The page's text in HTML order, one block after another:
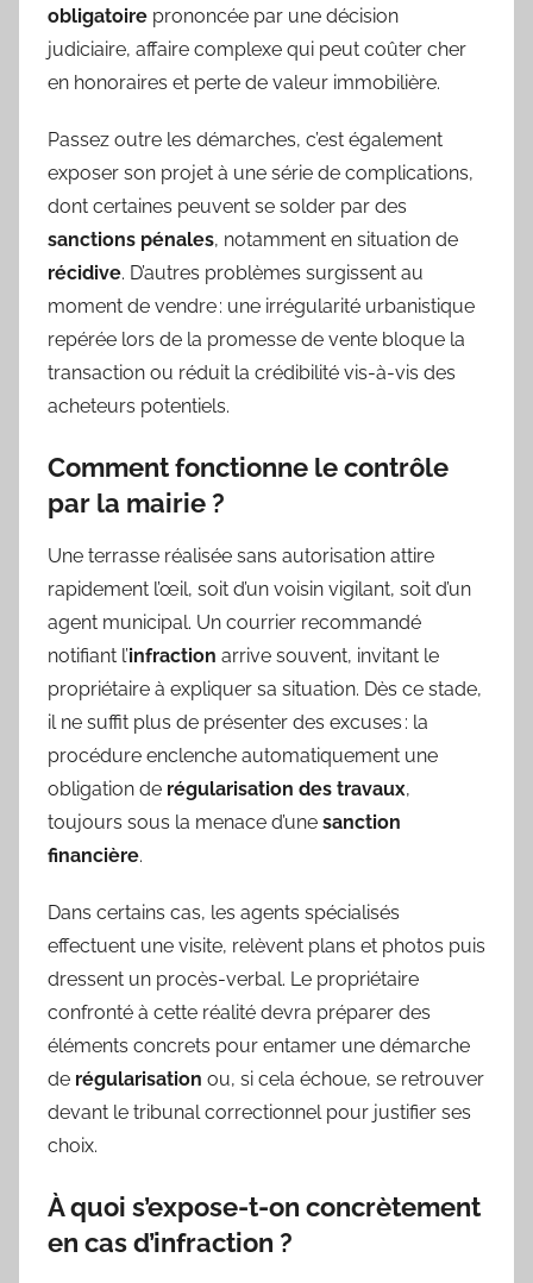
obligatoire prononcée par une décision
judiciaire, affaire complexe qui peut coûter cher
en honoraires et perte de valeur immobilière.
Passez outre les démarches, c’est également
exposer son projet à une série de complications,
dont certaines peuvent se solder par des
sanctions pénales, notamment en situation de
récidive. D’autres problèmes surgissent au
moment de vendre : une irrégularité urbanistique
repérée lors de la promesse de vente bloque la
transaction ou réduit la crédibilité vis-à-vis des
acheteurs potentiels.
Comment fonctionne le contrôle
par la mairie ?
Une terrasse réalisée sans autorisation attire
rapidement l’œil, soit d’un voisin vigilant, soit d’un
agent municipal. Un courrier recommandé
notifiant l’infraction arrive souvent, invitant le
propriétaire à expliquer sa situation. Dès ce stade,
il ne suffit plus de présenter des excuses : la
procédure enclenche automatiquement une
obligation de régularisation des travaux,
toujours sous la menace d’une sanction
financière.
Dans certains cas, les agents spécialisés
effectuent une visite, relèvent plans et photos puis
dressent un procès-verbal. Le propriétaire
confronté à cette réalité devra préparer des
éléments concrets pour entamer une démarche
de régularisation ou, si cela échoue, se retrouver
devant le tribunal correctionnel pour justifier ses
choix.
À quoi s’expose-t-on concrètement
en cas d’infraction ?